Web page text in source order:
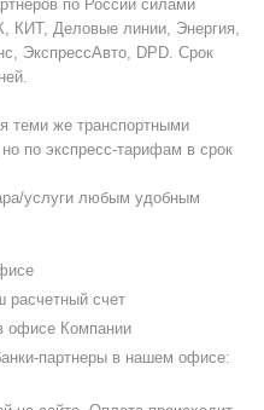
по России силами
КИТ, Деловые линии, Энергия,
ЭкспрессАвто, DPD. Срок
теми же транспортными
по экспресс-тарифам в срок
услуги любым удобным
расчетный счет
офисе Компании
партнеры в нашем офисе: